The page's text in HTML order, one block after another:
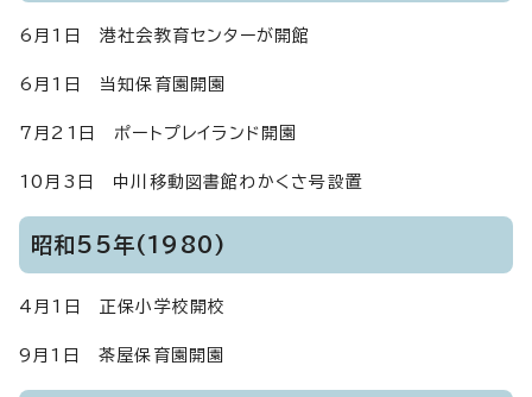
6月1日 港社会教育センターが開館
6月1日 当知保育園開園
7月21日 ポートプレイランド開園
10月3日 中川移動図書館わかくさ号設置
昭和55年(1980)
4月1日 正保小学校開校
9月1日 茶屋保育園開園